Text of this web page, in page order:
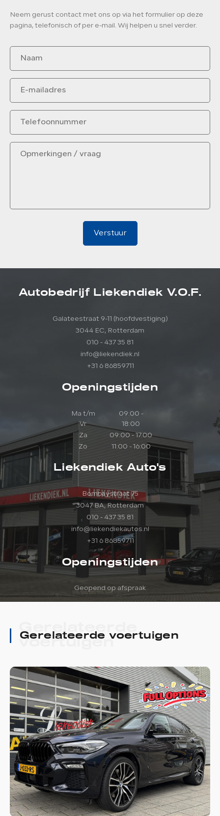
Neem gerust contact met ons op via het formulier op deze
pagina, telefonisch of per e-mail. Wij helpen u snel verder.
Verstuur
Autobedrijf Liekendiek V.O.F.
Galateestraat 9-11 (hoofdvestiging)
3044 EC, Rotterdam
010 - 437 35 81
info@liekendiek.nl
+31 6 86859711
Openingstijden
Ma t/m
Vr
09:00 -
18:00
Za
09:00 - 17:00
Zo
11:00 - 16:00
Liekendiek Auto's
Bombaystraat 75
3047 BA, Rotterdam
010 - 437 35 81
info@liekendiekautos.nl
+31 6 86859711
Openingstijden
Geopend op afspraak
Gerelateerde voertuigen
Gerelateerde
voertuigen